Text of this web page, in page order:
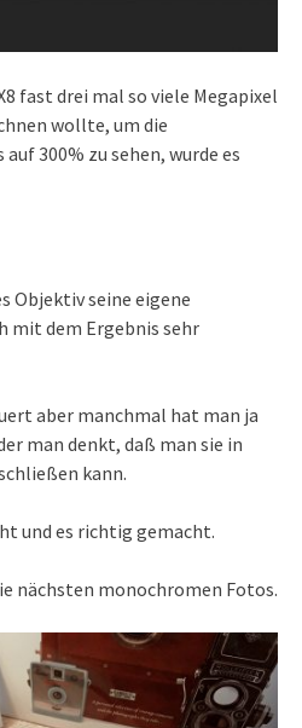
fast drei mal so viele Megapixel
wollte, um die
300% zu sehen, wurde es
Objektiv seine eigene
mit dem Ergebnis sehr
aber manchmal hat man ja
man denkt, daß man sie in
kann.
und es richtig gemacht.
nächsten monochromen Fotos.